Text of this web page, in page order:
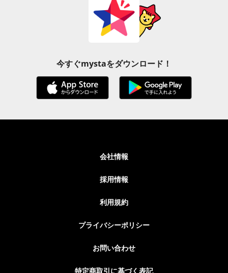
今すぐmystaをダウンロード！
会社情報
採用情報
利用規約
プライバシーポリシー
お問い合わせ
特定商取引に基づく表記